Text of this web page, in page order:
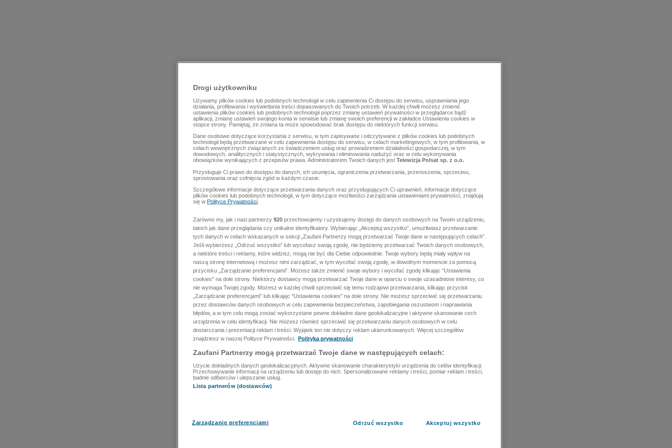
Drogi użytkowniku
Używamy plików cookies lub podobnych technologii w celu zapewnienia Ci dostępu do serwisu, usprawniania jego
działania, profilowania i wyświetlania treści dopasowanych do Twoich potrzeb. W każdej chwili możesz zmienić
ustawienia plików cookies lub podobnych technologii poprzez zmianę ustawień prywatności w przeglądarce bądź
aplikacji, zmianę ustawień swojego konta w serwisie lub zmianę swoich preferencji w zakładce Ustawienia cookies w
stopce strony. Pamiętaj, że zmiana ta może spowodować brak dostępu do niektórych funkcji serwisu.
Dane osobowe dotyczące korzystania z serwisu, w tym zapisywane i odczytywane z plików cookies lub podobnych
technologii będą przetwarzane w celu zapewnienia dostępu do serwisu, w celach marketingowych, w tym profilowania, w
celach wewnętrznych związanych ze świadczeniem usług oraz prowadzeniem działalności gospodarczej, w tym
dowodowych, analitycznych i statystycznych, wykrywania i eliminowania nadużyć oraz w celu wykonywania
obowiązków wynikających z przepisów prawa. Administratorem Twoich danych jest Telewizja Polsat sp. z o.o.
Przysługuje Ci prawo do dostępu do danych, ich usunięcia, ograniczenia przetwarzania, przenoszenia, sprzeciwu,
sprostowania oraz cofnięcia zgód w każdym czasie.
Szczegółowe informacje dotyczące przetwarzania danych oraz przysługujących Ci uprawnień, informacje dotyczące
plików cookies lub podobnych technologii, w tym dotyczące możliwości zarządzania ustawieniami prywatności, znajdują
się w Polityce Prywatności
Zarówno my, jak i nasi partnerzy 920 przechowujemy i uzyskujemy dostęp do danych osobowych na Twoim urządzeniu,
takich jak dane przeglądania czy unikalne identyfikatory. Wybierając „Akceptuj wszystko”, umożliwiasz przetwarzanie
tych danych w celach wskazanych w sekcji „Zaufani Partnerzy mogą przetwarzać Twoje dane w następujących celach”.
Jeśli wybierzesz „Odrzuć wszystko” lub wycofasz swoją zgodę, nie będziemy przetwarzać Twoich danych osobowych,
a niektóre treści i reklamy, które widzisz, mogą nie być dla Ciebie odpowiednie. Twoje wybory będą miały wpływ na
naszą stronę internetową i możesz nimi zarządzać, w tym wycofać swoją zgodę, w dowolnym momencie za pomocą
przycisku „Zarządzanie preferencjami”. Możesz także zmienić swoje wybory i wycofać zgodę klikając "Ustawienia
cookies" na dole strony. Niektórzy dostawcy mogą przetwarzać Twoje dane w oparciu o swoje uzasadnione interesy, co
nie wymaga Twojej zgody. Możesz w każdej chwili sprzeciwić się temu rodzajowi przetwarzania, klikając przycisk
„Zarządzanie preferencjami” lub klikając "Ustawienia cookies" na dole strony. Nie możesz sprzeciwić się przetwarzaniu
przez dostawców danych osobowych w celu zapewnienia bezpieczeństwa, zapobiegania oszustwom i naprawiania
błędów, a w tym celu mogą zostać wykorzystane pewne dokładne dane geolokalizacyjne i aktywne skanowanie cech
urządzenia w celu identyfikacji. Nie możesz również sprzeciwić się przetwarzaniu danych osobowych w celu
dostarczania i prezentacji reklam i treści. Wyjątek ten nie dotyczy reklam ukierunkowanych. Więcej szczegółów
znajdziesz w naszej Polityce Prywatności.
Polityka prywatności
Zaufani Partnerzy mogą przetwarzać Twoje dane w następujących celach:
Użycie dokładnych danych geolokalizacyjnych. Aktywne skanowanie charakterystyki urządzenia do celów identyfikacji.
Przechowywanie informacji na urządzeniu lub dostęp do nich. Spersonalizowane reklamy i treści, pomiar reklam i treści,
badnie odbiorców i ulepszanie usług.
Lista partnerów (dostawców)
Zarządzanie preferencjami Odrzuć wszystko Akceptuj wszystko